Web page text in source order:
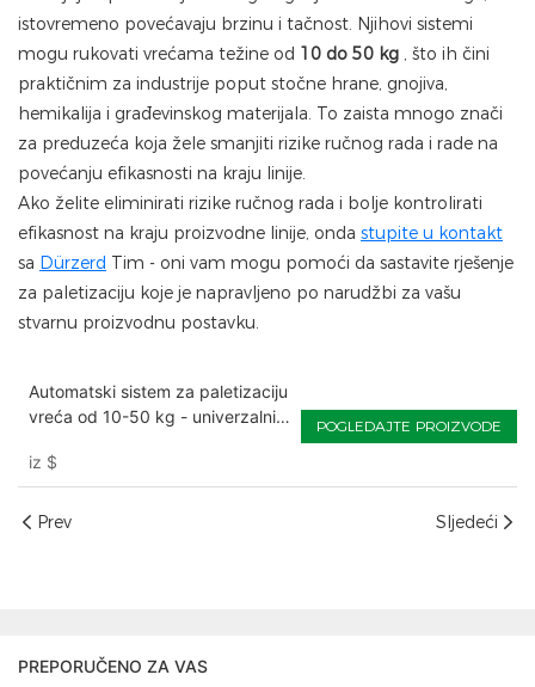
istovremeno povećavaju brzinu i tačnost. Njihovi sistemi
mogu rukovati vrećama težine od 10 do 50 kg , što ih čini
praktičnim za industrije poput stočne hrane, gnojiva,
hemikalija i građevinskog materijala. To zaista mnogo znači
za preduzeća koja žele smanjiti rizike ručnog rada i rade na
povećanju efikasnosti na kraju linije.
Ako želite eliminirati rizike ručnog rada i bolje kontrolirati
efikasnost na kraju proizvodne linije, onda stupite u kontakt
sa Dürzerd Tim - oni vam mogu pomoći da sastavite rješenje
za paletizaciju koje je napravljeno po narudžbi za vašu
stvarnu proizvodnu postavku.
Automatski sistem za paletizaciju
vreća od 10-50 kg - univerzalni
iz $
POGLEDAJTE PROIZVODE
Prev Sljedeći
PREPORUČENO ZA VAS